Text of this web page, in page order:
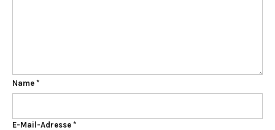
Name *
E-Mail-Adresse *